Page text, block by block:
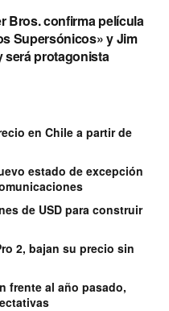
Bros. confirma película
Supersónicos» y Jim
será protagonista
en Chile a partir de
estado de excepción
de USD para construir
2, bajan su precio sin
frente al año pasado,